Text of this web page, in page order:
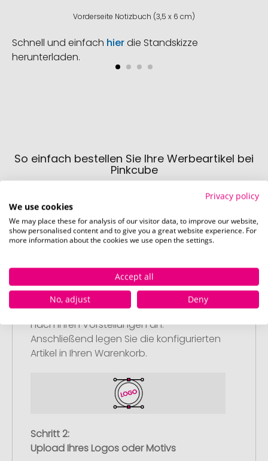
Vorderseite Notizbuch (3,5 x 6 cm)
Schnell und einfach hierdie Standskizze
herunterladen.
So einfach bestellen Sie Ihre Werbeartikel bei
Pinkcube
Schritt 1:
Artikelkonfiguration
Wählen Sie Ihre gewünschten
Werbeartikel aus und passen Sie diese
nach Ihren Vorstellungen an.
Anschließend legen Sie die konfigurierten
Artikel in Ihren Warenkorb.
Schritt 2:
Upload Ihres Logos oder Motivs
Privacy policy
We use cookies
We may place these for analysis of our visitor data, to improve our website,
show personalised content and to give you a great website experience. For
more information about the cookies we use open the settings.
Accept all
No, adjust
Deny